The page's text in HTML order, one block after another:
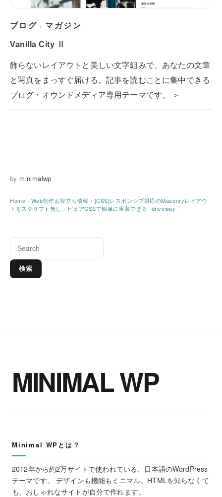
ブログ / マガジン
Vanilla City Ⅱ
飾らないレイアウトと美しい文字組みで、あなたの文章
と写真をまっすぐ届ける。記事を読むことに集中できる
ブログ・オウンドメディア専用テーマです。 ＞
by minimalwp
Home › Web制作お役立ち情報 › [CSS]レスポンシブ対応のMasonryレイアウ
トをスクリプト無し、ピュアCSSで簡単に実装できる -driveway
検索
MINIMAL WP
Minimal WPとは？
2012年から約2万サイトで使われている、日本語のWordPress
テーマです。 デザインも機能もミニマル。HTMLを知らなくて
も、おしゃれなサイトが自分で作れます。